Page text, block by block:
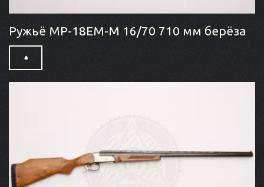
Ружьё МР-18ЕМ-М 16/70 710 мм берёза